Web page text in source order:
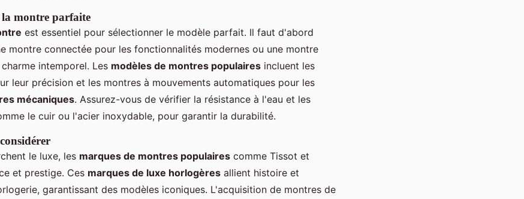
montre parfaite
est essentiel pour sélectionner le modèle parfait. Il faut d'abord
montre connectée pour les fonctionnalités modernes ou une montre
intemporel. Les modèles de montres populaires incluent les
leur précision et les montres à mouvements automatiques pour les
mécaniques. Assurez-vous de vérifier la résistance à l'eau et les
le cuir ou l'acier inoxydable, pour garantir la durabilité.
le luxe, les marques de montres populaires comme Tissot et
et prestige. Ces marques de luxe horlogères allient histoire et
garantissant des modèles iconiques. L'acquisition de montres de